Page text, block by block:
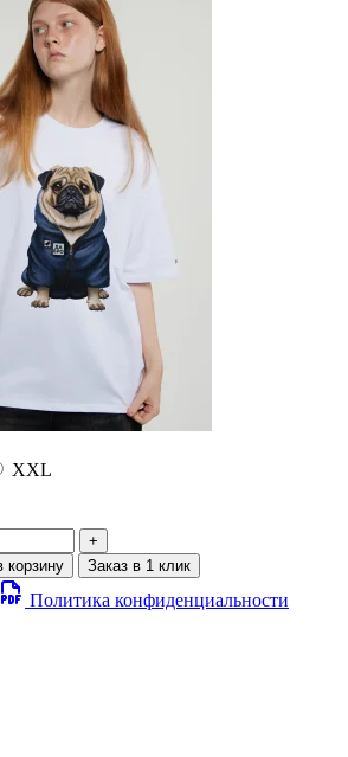
XXL
+
корзину Заказ в 1 клик
Политика конфиденциальности